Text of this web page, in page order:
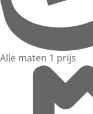
Alle maten 1 prijs